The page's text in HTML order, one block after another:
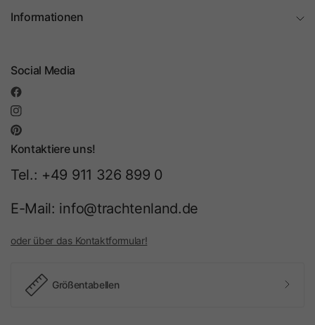
Informationen
Social Media
Kontaktiere uns!
Tel.: +49 911 326 899 0
E-Mail: info@trachtenland.de
oder über das Kontaktformular!
Größentabellen